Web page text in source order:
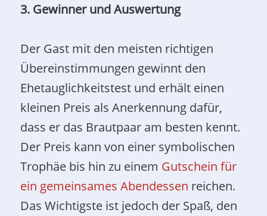
3. Gewinner und Auswertung
Der Gast mit den meisten richtigen
Übereinstimmungen gewinnt den
Ehetauglichkeitstest und erhält einen
kleinen Preis als Anerkennung dafür,
dass er das Brautpaar am besten kennt.
Der Preis kann von einer symbolischen
Trophäe bis hin zu einem Gutschein für
ein gemeinsames Abendessen reichen.
Das Wichtigste ist jedoch der Spaß, den